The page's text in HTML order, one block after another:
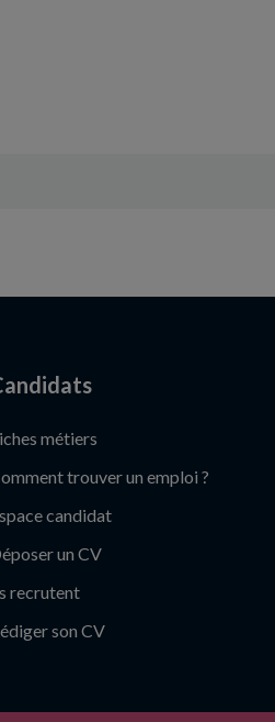
métiers
trouver un emploi ?
candidat
un CV
recrutent
son CV